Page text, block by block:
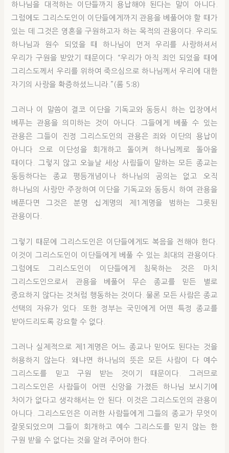
하나님을 대적하는 이단들까지 용납해야 된다는 말이 아니다.
그럼에도 그리스도인이 이단들에게까지 관용을 베풀어야 할 때가
있는 데 그것은 영혼을 구원하고자 하는 목적의 관용이다. 우리도
하나님과 원수 되었을 때 하나님이 먼저 우리를 사랑하셔서
우리가 구원을 받았기 때문이다. “우리가 아직 죄인 되었을 때에
그리스도께서 우리를 위하여 죽으심으로 하나님께서 우리에 대한
자기의 사랑을 확증하셨느니라.”(롬 5:8)
그러나 이 말씀이 결코 이단을 기독교와 동등시 하는 입장에서
베푸는 관용을 의미하는 것이 아니다. 그들에게 베풀 수 있는
관용은 그들이 진정 그리스도인의 관용은 죄와 이단의 용납이
아니다 으로 이단성을 회개하고 돌이켜 하나님께로 돌아올
때이다. 그렇지 않고 오늘날 세상 사림들이 말하는 모든 종교는
동등하다는 종교 평등개념이나 하나님의 공의는 없고 오직
하나님의 사랑만 주장하여 이단을 기독교와 동등시 하여 관용을
베푼다면 그것은 분명 십계명의 제1계명을 범하는 그릇된
관용이다.
그렇기 때문에 그리스도인은 이단들에게도 복음을 전해야 한다.
이것이 그리스도인이 이단들에게 베풀 수 있는 최대의 관용이다.
그럼에도 그리스도인이 이단들에게 침묵하는 것은 마치
그리스도인으로서 관용을 베풀어 무슨 종교를 믿든 별로
중요하지 않다는 것처럼 행동하는 것이다. 물론 모든 사람은 종교
선택의 자유가 있다. 또한 정부는 국민에게 어떤 특정 종교를
받아드리도록 강요할 수 없다.
그러나 실제적으로 제1계명은 어느 종교나 믿어도 된다는 것을
허용하지 않는다. 왜냐면 하나님의 뜻은 모든 사람이 다 예수
그리스도를 믿고 구원 받는 것이기 때문이다. 그러므로
그리스도인은 사람들이 어떤 신앙을 가졌든 하나님 보시기에
차이가 없다고 생각해서는 안 된다. 이것은 그리스도인의 관용이
아니다. 그리스도인은 이러한 사람들에게 그들의 종교가 무엇이
잘못되었으며 그들이 회개하고 예수 그리스도를 믿지 않는 한
구원 받을 수 없다는 것을 알려 주어야 한다.